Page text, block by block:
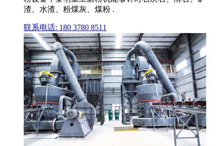
渣、水渣、粉煤灰、煤粉 .
联系电话: 180 3780 8511